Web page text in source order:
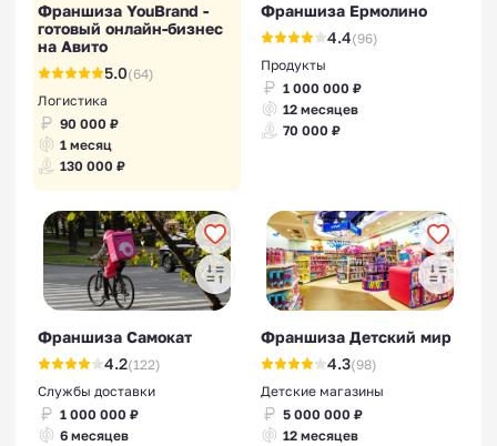
Франшиза YouBrand -
готовый онлайн-бизнес
на Авито
5.0(64)
Логистика
90 000 ₽
1 месяц
130 000 ₽
Франшиза Ермолино
4.4(96)
Продукты
1 000 000 ₽
12 месяцев
70 000 ₽
Франшиза Самокат
4.2(122)
Службы доставки
1 000 000 ₽
6 месяцев
Франшиза Детский мир
4.3(98)
Детские магазины
5 000 000 ₽
12 месяцев